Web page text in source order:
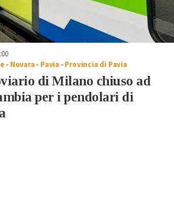
- Novara- Pavia -Provincia di Pavia
di Milano chiuso ad
per i pendolari di